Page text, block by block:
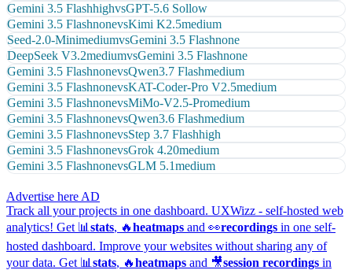
Gemini 3.5 FlashhighvsGPT-5.6 Sollow
Gemini 3.5 FlashnonevsKimi K2.5medium
Seed-2.0-MinimediumvsGemini 3.5 Flashnone
DeepSeek V3.2mediumvsGemini 3.5 Flashnone
Gemini 3.5 FlashnonevsQwen3.7 Flashmedium
Gemini 3.5 FlashnonevsKAT-Coder-Pro V2.5medium
Gemini 3.5 FlashnonevsMiMo-V2.5-Promedium
Gemini 3.5 FlashnonevsQwen3.6 Flashmedium
Gemini 3.5 FlashnonevsStep 3.7 Flashhigh
Gemini 3.5 FlashnonevsGrok 4.20medium
Gemini 3.5 FlashnonevsGLM 5.1medium
Advertise here AD
Track all your projects in one dashboard. UXWizz - self-hosted web
analytics! Get 📊 stats, 🔥heatmaps and 👀recordings in one self-
hosted dashboard. Improve your websites without sharing any of
your data. Get 📊 stats, 🔥heatmaps and 🎥session recordings in